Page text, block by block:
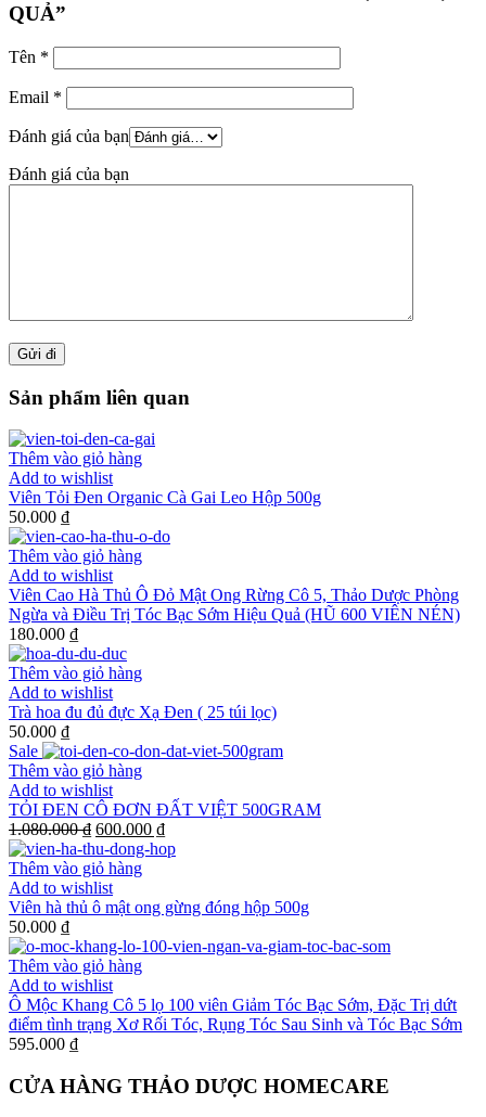
QUẢ”
Tên *
Email *
Đánh giá của bạn
Đánh giá của bạn
Sản phẩm liên quan
Thêm vào giỏ hàng
Add to wishlist
Viên Tỏi Đen Organic Cà Gai Leo Hộp 500g
50.000 ₫
Thêm vào giỏ hàng
Add to wishlist
Viên Cao Hà Thủ Ô Đỏ Mật Ong Rừng Cô 5, Thảo Dược Phòng
Ngừa và Điều Trị Tóc Bạc Sớm Hiệu Quả (HŨ 600 VIÊN NÉN)
180.000 ₫
Thêm vào giỏ hàng
Add to wishlist
Trà hoa đu đủ đực Xạ Đen ( 25 túi lọc)
50.000 ₫
Sale
Thêm vào giỏ hàng
Add to wishlist
TỎI ĐEN CÔ ĐƠN ĐẤT VIỆT 500GRAM
1.080.000 ₫ 600.000 ₫
Thêm vào giỏ hàng
Add to wishlist
Viên hà thủ ô mật ong gừng đóng hộp 500g
50.000 ₫
Thêm vào giỏ hàng
Add to wishlist
Ô Mộc Khang Cô 5 lọ 100 viên Giảm Tóc Bạc Sớm, Đặc Trị dứt
điểm tình trạng Xơ Rối Tóc, Rụng Tóc Sau Sinh và Tóc Bạc Sớm
595.000 ₫
CỬA HÀNG THẢO DƯỢC HOMECARE